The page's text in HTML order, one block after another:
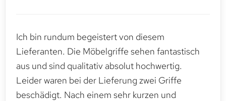
Ich bin rundum begeistert von diesem
Lieferanten. Die Möbelgriffe sehen fantastisch
aus und sind qualitativ absolut hochwertig.
Leider waren bei der Lieferung zwei Griffe
beschädigt. Nach einem sehr kurzen und